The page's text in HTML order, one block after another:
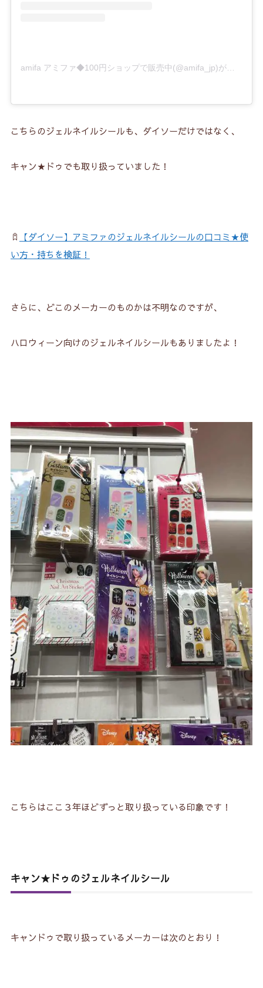
amifa アミファ◆100円ショップで販売中(@amifa_jp)がシェアした投稿
こちらのジェルネイルシールも、ダイソーだけではなく、
キャン★ドゥでも取り扱っていました！
【ダイソー】アミファのジェルネイルシールの口コミ★使
い方・持ちを検証！
さらに、どこのメーカーのものかは不明なのですが、
ハロウィーン向けのジェルネイルシールもありましたよ！
こちらはここ３年ほどずっと取り扱っている印象です！
キャン★ドゥのジェルネイルシール
キャンドゥで取り扱っているメーカーは次のとおり！